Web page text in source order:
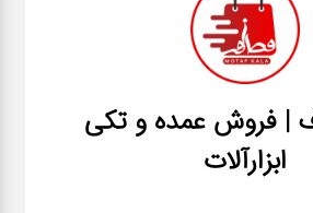
| فروش عمده و تکی
ابزارآلات